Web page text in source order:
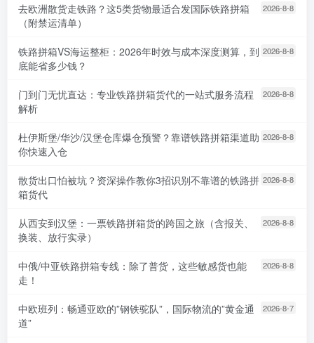
2026-8-8
去欧洲散货走铁路？这5类货物最适合发国际铁路拼箱
（附禁运清单）
2026-8-8
铁路拼箱VS海运整柜：2026年时效与成本深度测算，到
底能省多少钱？
2026-8-8
门到门无忧直达：专业铁路拼箱货代的一站式服务流程
解析
2026-8-8
杜伊斯堡/华沙/汉堡仓库爆仓预警？靠谱铁路拼箱渠道助
你快速入仓
2026-8-8
散货出口怕被坑？资深操作教你3招识别不靠谱的铁路拼
箱货代
2026-8-8
从西安到汉堡：一票铁路拼箱货的跨国之旅（含报关、
换装、放行实录）
2026-8-8
中俄/中亚铁路拼箱专线：除了普货，这些敏感货也能
走！
2026-8-7
中欧班列：畅通亚欧的”钢铁驼队”，国际物流的”黄金通
道”